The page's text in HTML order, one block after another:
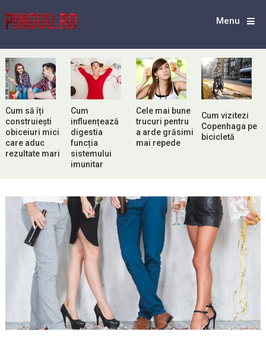
Menu
Cum să îți
construiești
obiceiuri mici
care aduc
rezultate mari
Cum
influențează
digestia
funcția
sistemului
imunitar
Cele mai bune
trucuri pentru
a arde grăsimi
mai repede
Cum vizitezi
Copenhaga pe
bicicletă